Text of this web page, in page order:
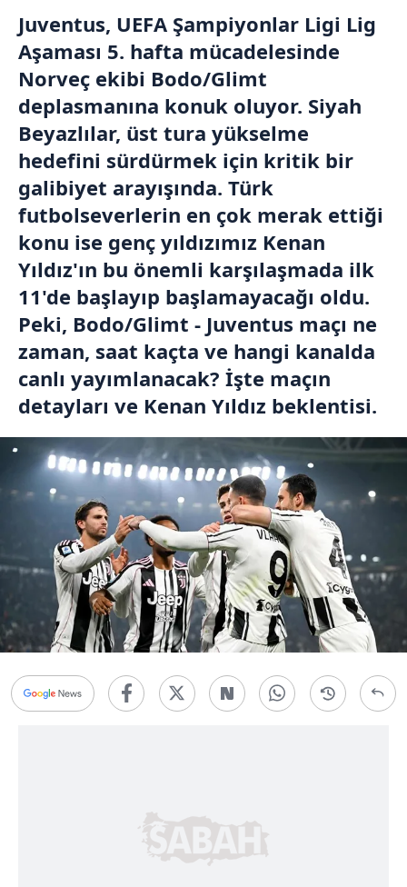
Juventus, UEFA Şampiyonlar Ligi Lig
Aşaması 5. hafta mücadelesinde
Norveç ekibi Bodo/Glimt
deplasmanına konuk oluyor. Siyah
Beyazlılar, üst tura yükselme
hedefini sürdürmek için kritik bir
galibiyet arayışında. Türk
futbolseverlerin en çok merak ettiği
konu ise genç yıldızımız Kenan
Yıldız'ın bu önemli karşılaşmada ilk
11'de başlayıp başlamayacağı oldu.
Peki, Bodo/Glimt - Juventus maçı ne
zaman, saat kaçta ve hangi kanalda
canlı yayımlanacak? İşte maçın
detayları ve Kenan Yıldız beklentisi.